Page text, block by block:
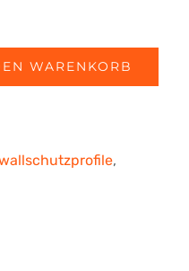
WARENKORB
,